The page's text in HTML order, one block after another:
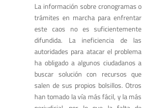
La información sobre cronogramas o
trámites en marcha para enfrentar
este caos no es suficientemente
difundida. La ineficiencia de las
autoridades para atacar el problema
ha obligado a algunos ciudadanos a
buscar solución con recursos que
salen de sus propios bolsillos. Otros
han tomado la vía más fácil, y la más